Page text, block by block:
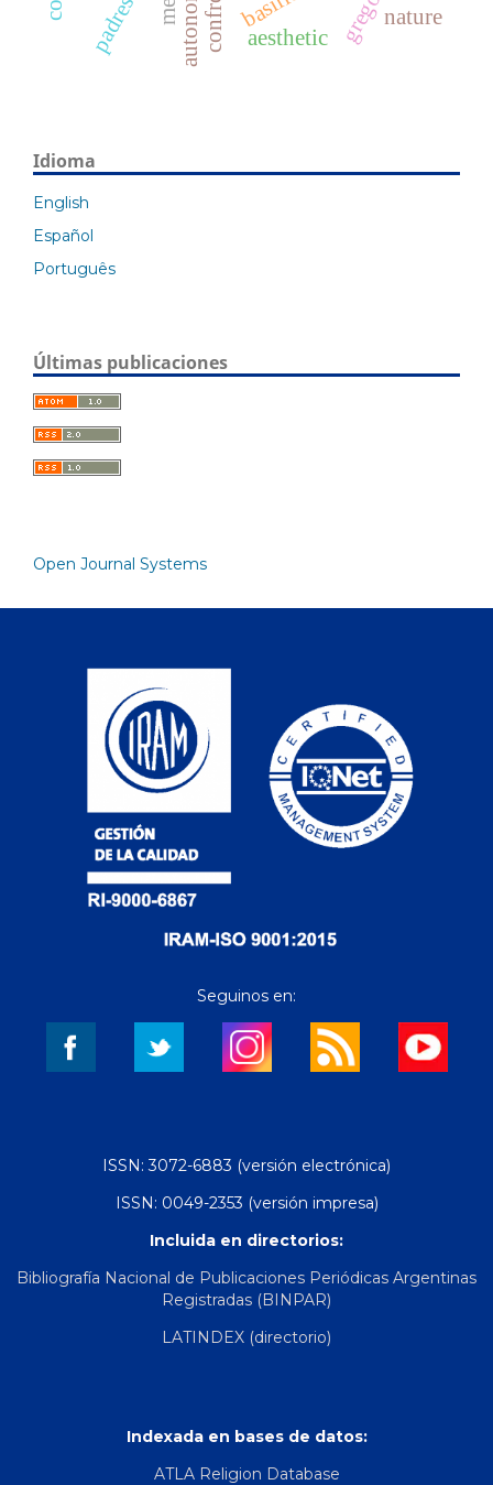
aesthetic
nature
autonomy
Idioma
English
Español
Português
Últimas publicaciones
Open Journal Systems
Seguinos en:
ISSN: 3072-6883 (versión electrónica)
ISSN: 0049-2353 (versión impresa)
Incluida en directorios:
Bibliografía Nacional de Publicaciones Periódicas Argentinas
Registradas (BINPAR)
LATINDEX (directorio)
Indexada en bases de datos:
ATLA Religion Database